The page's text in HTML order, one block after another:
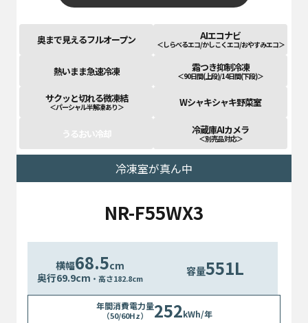
奥まで見えるフルオープン AIエコナビ
＜しらべるエコ/かしこくエコ/おやすみエコ＞
熱いまま急速冷凍 霜つき抑制冷凍
＜90日間(上段)/14日間(下段)＞
サクッと切れる微凍結
＜パーシャル半解凍あり＞ Wシャキシャキ野菜室
うるおい冷却 冷蔵庫AIカメラ
＜別売品 対応＞
冷凍室が真ん中
NR-F55WX3
横幅68.5cm
奥行69.9cm ・高さ182.8cm
容量551L
年間消費電力量
（50/60Hz） 252kWh/年